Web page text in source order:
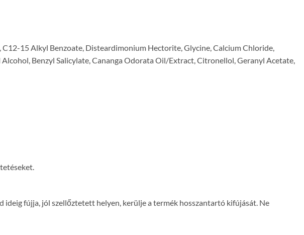
15 Alkyl Benzoate, Disteardimonium Hectorite, Glycine, Calcium Chloride,
Benzyl Salicylate, Cananga Odorata Oil/Extract, Citronellol, Geranyl Acetate,
ideig fújja, jól szellőztetett helyen, kerülje a termék hosszantartó kifújását. Ne